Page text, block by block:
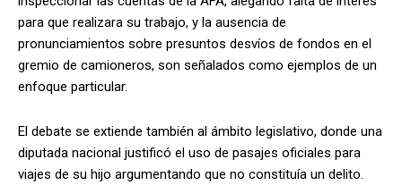
para que realizara su trabajo, y la ausencia de
pronunciamientos sobre presuntos desvíos de fondos en el
gremio de camioneros, son señalados como ejemplos de un
enfoque particular.
El debate se extiende también al ámbito legislativo, donde una
diputada nacional justificó el uso de pasajes oficiales para
viajes de su hijo argumentando que no constituía un delito.